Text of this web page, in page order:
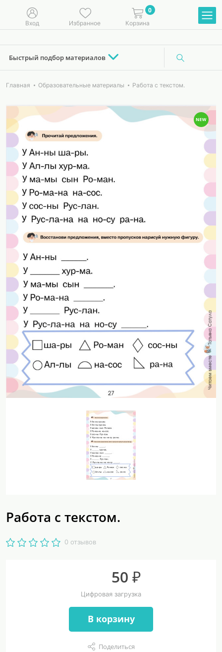
Вход Избранное
0
Корзина
Быстрый подбор материалов
Главная Образовательные материалы Работа с текстом.
Работа с текстом.
0 отзывов
50 ₽
Цифровая загрузка
В корзину
Поделиться